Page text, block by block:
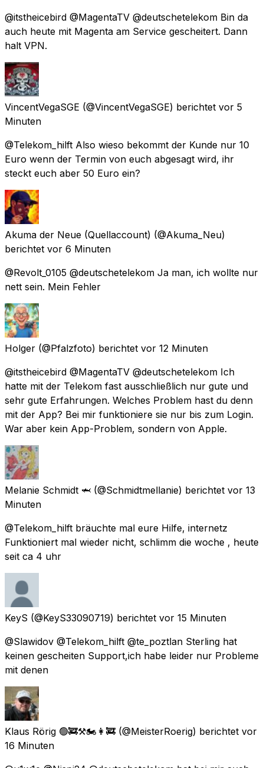
@itstheicebird @MagentaTV @deutschetelekom Bin da
auch heute mit Magenta am Service gescheitert. Dann
halt VPN.
VincentVegaSGE (@VincentVegaSGE) berichtet vor 5
Minuten
@Telekom_hilft Also wieso bekommt der Kunde nur 10
Euro wenn der Termin von euch abgesagt wird, ihr
steckt euch aber 50 Euro ein?
Akuma der Neue (Quellaccount) (@Akuma_Neu)
berichtet vor 6 Minuten
@Revolt_0105 @deutschetelekom Ja man, ich wollte nur
nett sein. Mein Fehler
Holger (@Pfalzfoto) berichtet vor 12 Minuten
@itstheicebird @MagentaTV @deutschetelekom Ich
hatte mit der Telekom fast ausschließlich nur gute und
sehr gute Erfahrungen. Welches Problem hast du denn
mit der App? Bei mir funktioniere sie nur bis zum Login.
War aber kein App-Problem, sondern von Apple.
Melanie Schmidt 🦈 (@Schmidtmellanie) berichtet vor 13
Minuten
@Telekom_hilft bräuchte mal eure Hilfe, internetz
Funktioniert mal wieder nicht, schlimm die woche , heute
seit ca 4 uhr
KeyS (@KeyS33090719) berichtet vor 15 Minuten
@Slawidov @Telekom_hilft @te_poztlan Sterling hat
keinen gescheiten Support,ich habe leider nur Probleme
mit denen
Klaus Rörig 🟢🚒⚒🏍👩‍🚒 (@MeisterRoerig) berichtet vor
16 Minuten